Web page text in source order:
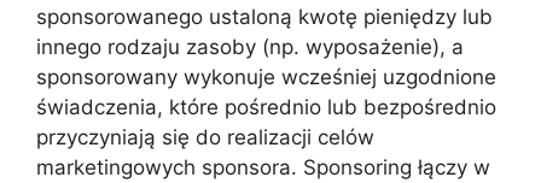
sponsorowanego ustaloną kwotę pieniędzy lub
innego rodzaju zasoby (np. wyposażenie), a
sponsorowany wykonuje wcześniej uzgodnione
świadczenia, które pośrednio lub bezpośrednio
przyczyniają się do realizacji celów
marketingowych sponsora. Sponsoring łączy w